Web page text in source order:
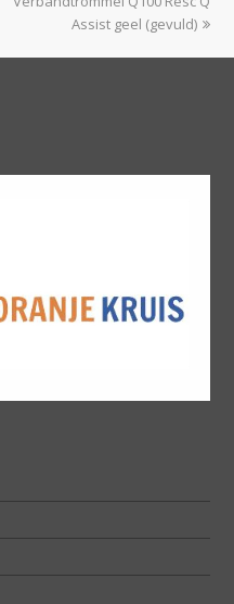
Assist geel (gevuld)